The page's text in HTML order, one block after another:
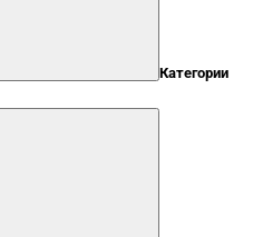
Категории